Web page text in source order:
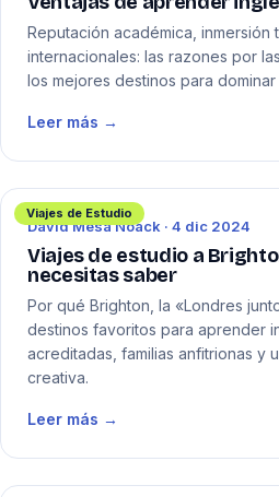
Reputación académica, inmersión
internacionales: las razones por
los mejores destinos para dominar
Leer más →
Viajes de Estudio
David Mesa Noack · 4 dic 2024
Viajes de estudio a
necesitas saber
Por qué Brighton, la «Londres
destinos favoritos para aprender
acreditadas, familias anfitrionas y
creativa.
Leer más →